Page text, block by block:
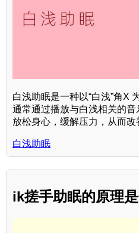
白浅助眠是一种以“白浅”角X
通常通过播放与白浅相关的
放松身心，缓解压力，从而改
白浅助眠
ik搓手助眠的原理